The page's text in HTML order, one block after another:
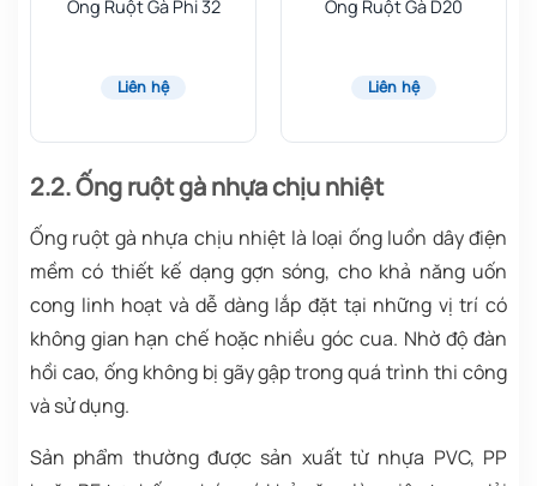
Ống Ruột Gà Phi 32
Liên hệ
Ống Ruột Gà D20
Liên hệ
2.2. Ống ruột gà nhựa chịu nhiệt
Ống ruột gà nhựa chịu nhiệt là loại ống luồn dây điện
mềm có thiết kế dạng gợn sóng, cho khả năng uốn
cong linh hoạt và dễ dàng lắp đặt tại những vị trí có
không gian hạn chế hoặc nhiều góc cua. Nhờ độ đàn
hồi cao, ống không bị gãy gập trong quá trình thi công
và sử dụng.
Sản phẩm thường được sản xuất từ nhựa PVC, PP